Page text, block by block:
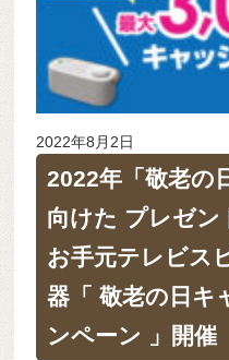
2022年8月2日
‎2022年「敬老の
向けた プレゼン
お手元テレビス
器「 敬老の日キ
ンペーン 」開催